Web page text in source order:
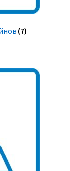
(7)